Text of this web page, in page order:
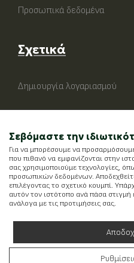
Προσωπικά δεδομένα
Σχετικά
Δημιουργία λογαριασμού
Σεβόμαστε την
Για να μπορέσουμε να
που πιθανό να εμφανίζονται στην
σας χρησιμοποιούμε τεχνολογίες,
προσωπικών δεδομένων.
επιλέγοντας το σχετικό κουμπί.
αυτόν τον ιστότοπο ανά πάσα στιγμή
ανάλογα με τις προτιμήσεις σας.